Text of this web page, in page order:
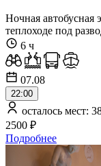
Ночная автобусная
теплоходе под
6 ч
07.08
22:00
осталось мест:
2500 ₽
Подробнее